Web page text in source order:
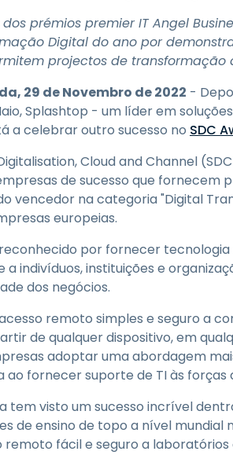
Acesso Remoto
RDP/SSH/VNC
Trabalho à
Laboratórios
Segurança de
Explore Todas
Necessidades
dos prémios premier IT Angel
Digital do ano por
projectos de transformação
29 de Novembro de 2022 -
Splashtop - um líder em
a celebrar outro sucesso no SDC
Cloud and Channel
de sucesso que fornecem
vencedor na categoria "Digital
europeias.
por fornecer tecnologia
indivíduos, instituições e
dos negócios.
remoto simples e seguro a
de qualquer dispositivo, em
adoptar uma abordagem
ao fornecer suporte de TI às
tem visto um sucesso incrível
de ensino de topo a nível
fácil e seguro a laboratórios